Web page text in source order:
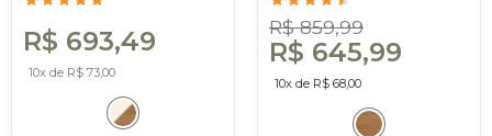
R$ 693,49
10x de R$ 73,00
R$ 859,99
R$ 645,99
10x de R$ 68,00